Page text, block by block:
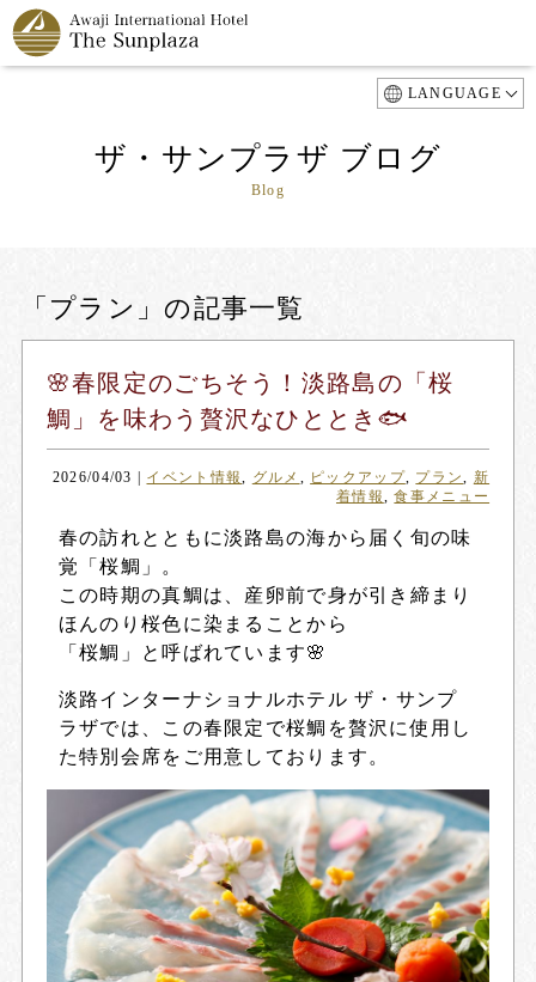
LANGUAGE
ザ・サンプラザ ブログ
Blog
「プラン」の記事一覧
🌸春限定のごちそう！淡路島の「桜
鯛」を味わう贅沢なひととき🐟
2026/04/03 イベント情報, グルメ , ピックアップ, プラン, 新
着情報,食事メニュー
春の訪れとともに淡路島の海から届く旬の味
覚「桜鯛」。
この時期の真鯛は、産卵前で身が引き締まり
ほんのり桜色に染まることから
「桜鯛」と呼ばれています🌸
淡路インターナショナルホテル ザ・サンプ
ラザでは、この春限定で桜鯛を贅沢に使用し
た特別会席をご用意しております。